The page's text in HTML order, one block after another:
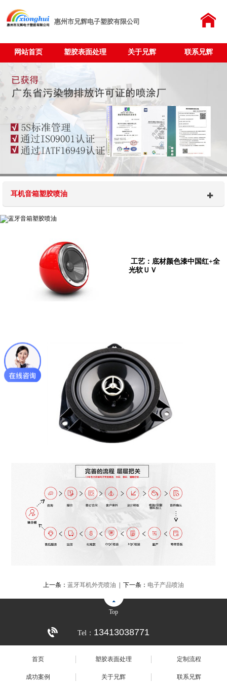
惠州市兄辉电子塑胶有限公司
网站首页 塑胶表面处理 关于兄辉 联系兄辉
耳机音箱塑胶喷油
工艺：底材颜色漆中国红+全
光软ＵＶ
上一条： 蓝牙耳机外壳喷油 | 下一条： 电子产品喷油
Top
Tel： 13413038771
首页 塑胶表面处理 定制流程
成功案例 关于兄辉 联系兄辉